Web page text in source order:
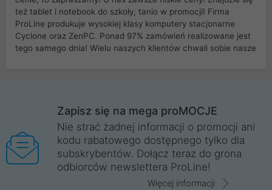
też tablet i notebook do szkoły, tanio w promocji! Firma
ProLine produkuje wysokiej klasy komputery stacjonarne
Cyclone oraz ZenPC. Ponad 97% zamówień realizowane jest
tego samego dnia! Wielu naszych klientów chwali sobie nasze
Wrocław, Poznań, Legnica, Katowice, Gliwice, Kalisz, Bytom,
Trzebnica, Opole. Szybka i profesjonalna obsługa!
ProLine to polska firma ze 100% polskim kapitałem. Działamy
legalnie i płacimy podatki w naszym kraju! Posiadamy siedzibę
główną w Mirkowie oraz salony na terenie kraju. Cała
komunikacja ze sklepem komputerowym ProLine jest
Zapisz się na mega proMOCJE
Nie strać żadnej informacji o promocji ani
kodu rabatowego dostępnego tylko dla
subskrybentów. Dołącz teraz do grona
odbiorców newslettera ProLine!
Więcej informacji